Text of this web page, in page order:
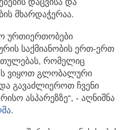
დაცვისა და
მხარდაჭერაა.
ურთიერთობები
საქმიანობის ერთ-ერთ
რომელიც
ვიყოთ გლობალური
გავაძლიეროთ ჩვენი
ასპარეზზე“, - აღნიშნა
.